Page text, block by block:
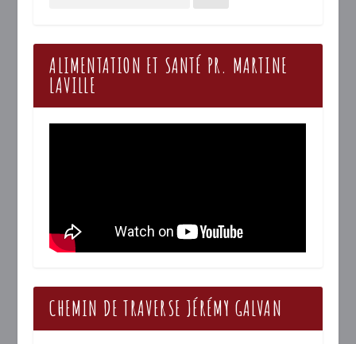
ALIMENTATION ET SANTÉ PR. MARTINE
LAVILLE
CHEMIN DE TRAVERSE JÉRÉMY GALVAN